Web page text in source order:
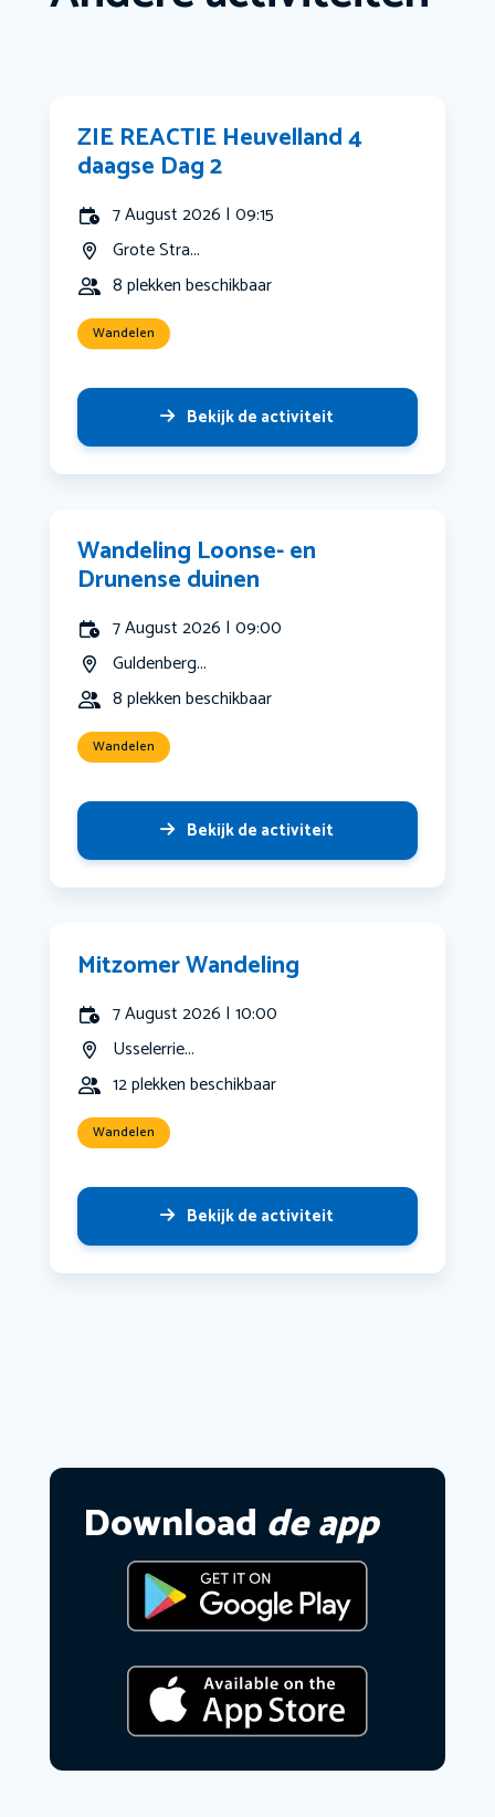
ZIE REACTIE Heuvelland 4
daagse Dag 2
7 August 2026 | 09:15
Grote Stra...
8 plekken beschikbaar
Wandelen
Bekijk de activiteit
Wandeling Loonse- en
Drunense duinen
7 August 2026 | 09:00
Guldenberg...
8 plekken beschikbaar
Wandelen
Bekijk de activiteit
Mitzomer Wandeling
7 August 2026 | 10:00
Usselerrie...
12 plekken beschikbaar
Wandelen
Bekijk de activiteit
Download de app